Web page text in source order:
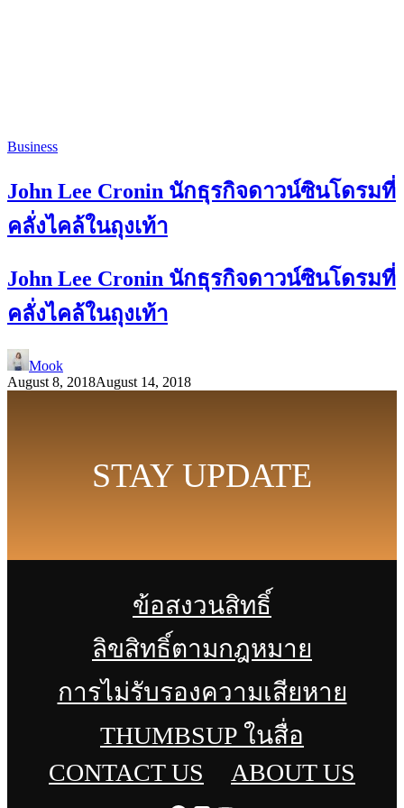
Business
John Lee Cronin นักธุรกิจดาวน์ซินโดรมที่
คลั่งไคล้ในถุงเท้า
John Lee Cronin นักธุรกิจดาวน์ซินโดรมที่
คลั่งไคล้ในถุงเท้า
Mook
August 8, 2018August 14, 2018
STAY UPDATE
ข้อสงวนสิทธิ์
ลิขสิทธิ์ตามกฎหมาย
การไม่รับรองความเสียหาย
THUMBSUP ในสื่อ
CONTACT US
ABOUT US